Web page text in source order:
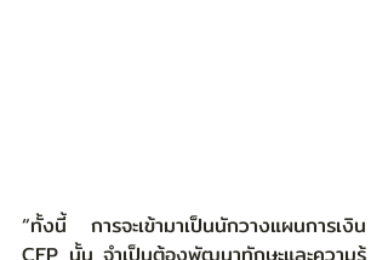
“ทั้งนี้ การจะเข้ามาเป็นนักวางแผนการเงิน